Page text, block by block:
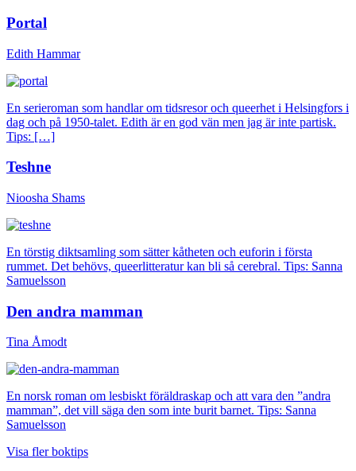
Portal
Edith Hammar
En serieroman som handlar om tidsresor och queerhet i Helsingfors i
dag och på 1950-talet. Edith är en god vän men jag är inte partisk.
Tips: […]
Teshne
Nioosha Shams
En törstig diktsamling som sätter kåtheten och euforin i första
rummet. Det behövs, queerlitteratur kan bli så cerebral. Tips: Sanna
Samuelsson
Den andra mamman
Tina Åmodt
En norsk roman om lesbiskt föräldraskap och att vara den ”andra
mamman”, det vill säga den som inte burit barnet. Tips: Sanna
Samuelsson
Visa fler boktips